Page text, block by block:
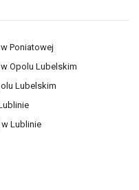
Poniatowej
Opolu Lubelskim
Lubelskim
Lublinie